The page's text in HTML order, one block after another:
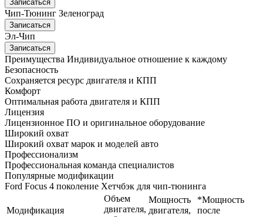
Записаться
Чип-Тюнинг Зеленоград
Записаться
Эл-Чип
Записаться
Преимущества Индивидуальное отношение к каждому
Безопасность
Сохраняется ресурс двигателя и КПП
Комфорт
Оптимальная работа двигателя и КПП
Лицензия
Лицензионное ПО и оригинальное оборудование
Широкий охват
Широкий охват марок и моделей авто
Профессионализм
Профессиональная команда специалистов
Популярные модификации
Ford Focus 4 поколение Хетчбэк для чип-тюнинга
Модификация
Объем
двигателя,
Мощность
двигателя,
*Мощность
после